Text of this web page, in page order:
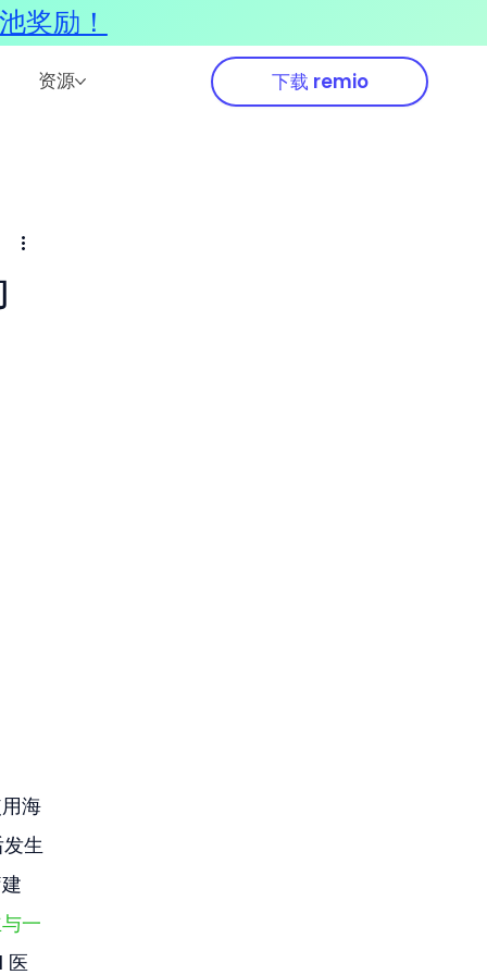
资源 下载 remio
海
生
一
医
奖励！